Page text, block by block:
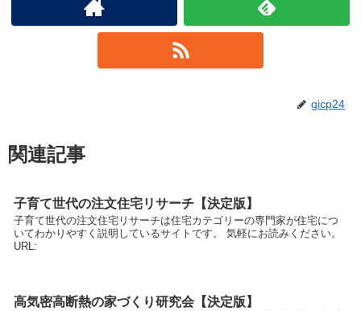
gicp24
関連記事
子育て世代の注文住宅リサーチ【決定版】
子育て世代の注文住宅リサーチは住宅カテゴリーの専門家が住宅につ
いてわかりやすく説明しているサイトです。 気軽にお読みください。
URL:
高気密高断熱の家づくり研究会【決定版】